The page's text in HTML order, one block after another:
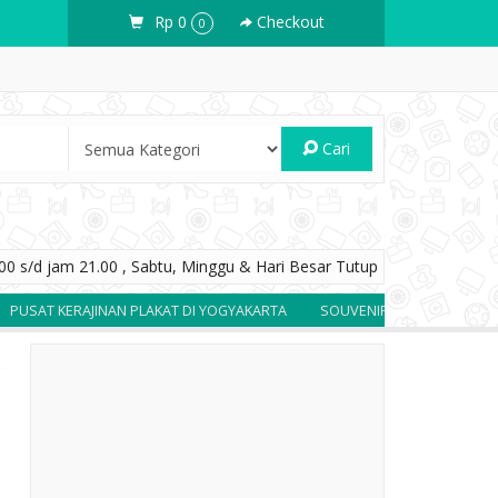
Rp 0 0 Checkout
Cari
s/d jam 21.00 , Sabtu, Minggu & Hari Besar Tutup
PLAKAT DI YOGYAKARTA SOUVENIR BERKUALITAS DAN